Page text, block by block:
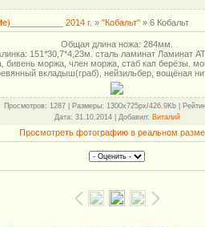
2014 г. » "Кобальт" » 6 Кобальт
Общая длина ножа: 284мм.
151*30,7*4,23м. сталь ламинат Ламинат
бивень моржа, член моржа, стаб кап берёзы.
вкладыш(граб), нейзильбер, вощёная
Просмотров: 1287 | Размеры: 1300x725px/426.9Kb |
Дата: 31.10.2014 | Добавил: Виталий
Просмотреть фотографию в реальном